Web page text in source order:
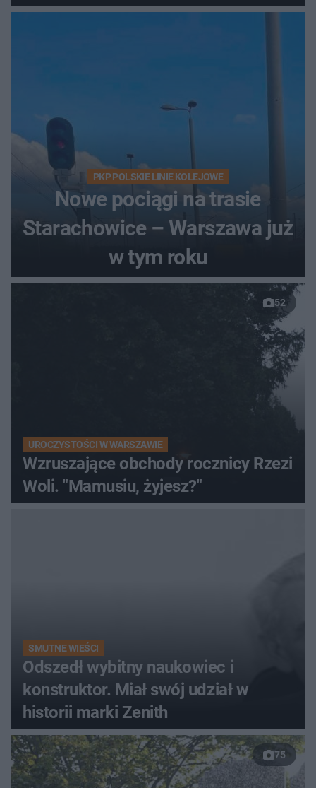
PKP POLSKIE LINIE KOLEJOWE
Nowe pociągi na trasie
Starachowice – Warszawa już
w tym roku
52
UROCZYSTOŚCI W WARSZAWIE
Wzruszające obchody rocznicy Rzezi
Woli. "Mamusiu, żyjesz?"
SMUTNE WIEŚCI
Odszedł wybitny naukowiec i
konstruktor. Miał swój udział w
historii marki Zenith
75